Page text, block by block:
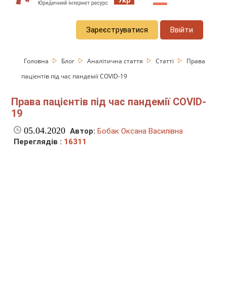
Зареєструватися Ввійти
Головна Блог Аналітична стаття Статті
Права
пацієнтів під час пандемії COVID-19
Права пацієнтів під час пандемії COVID-
19
05.04.2020 Автор: Бобак Оксана Василівна
Переглядів : 16311